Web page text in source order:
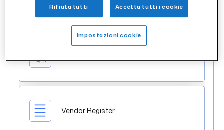
Vendor Register
Rifiuta tutti Accetta tutti i cookie
Impostazioni cookie